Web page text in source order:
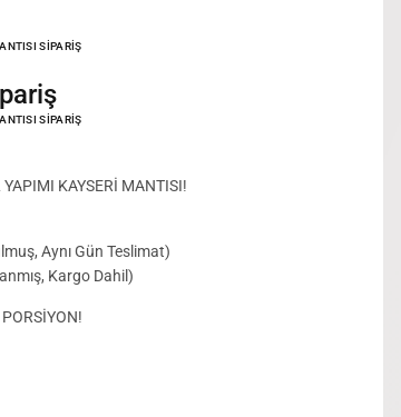
SIPARIŞ
SIPARIŞ
KAYSERİ MANTISI!
Aynı Gün Teslimat)
Kargo Dahil)